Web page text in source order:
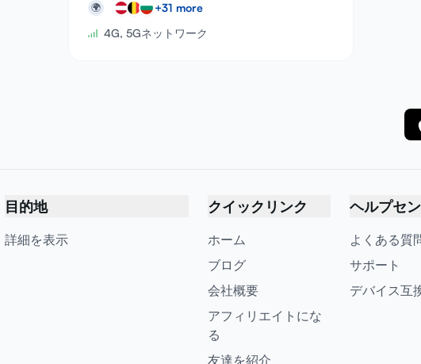
🌍 +31 more
4G, 5Gネットワーク
目的地
詳細を表示
クイックリンク
ホーム
ブログ
会社概要
アフィリエイトにな
る
友達を紹介
ヘルプセ
よくある質
サポート
デバイス互